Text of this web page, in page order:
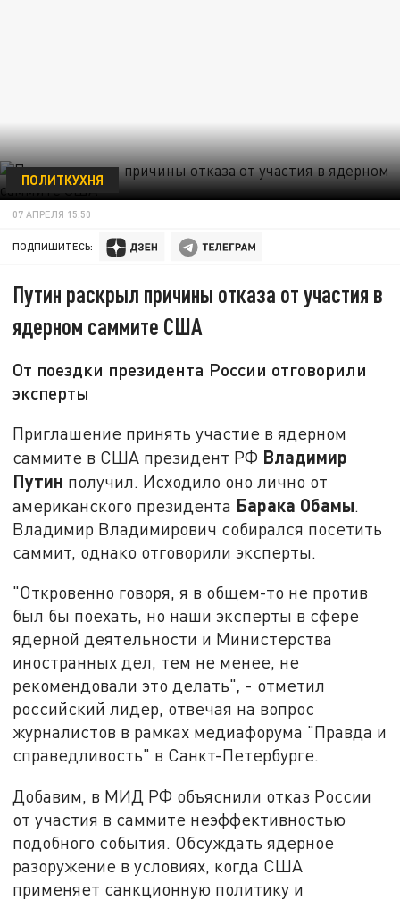
ПОЛИТКУХНЯ
07 АПРЕЛЯ 15:50
ПОДПИШИТЕСЬ:
Путин раскрыл причины отказа от участия в
ядерном саммите США
От поездки президента России отговорили
эксперты
Приглашение принять участие в ядерном
саммите в США президент РФ Владимир
Путин получил. Исходило оно лично от
американского президента Барака Обамы.
Владимир Владимирович собирался посетить
саммит, однако отговорили эксперты.
"Откровенно говоря, я в общем-то не против
был бы поехать, но наши эксперты в сфере
ядерной деятельности и Министерства
иностранных дел, тем не менее, не
рекомендовали это делать", - отметил
российский лидер, отвечая на вопрос
журналистов в рамках медиафорума "Правда и
справедливость" в Санкт-Петербурге.
Добавим, в МИД РФ объяснили отказ России
от участия в саммите неэффективностью
подобного события. Обсуждать ядерное
разоружение в условиях, когда США
применяет санкционную политику и